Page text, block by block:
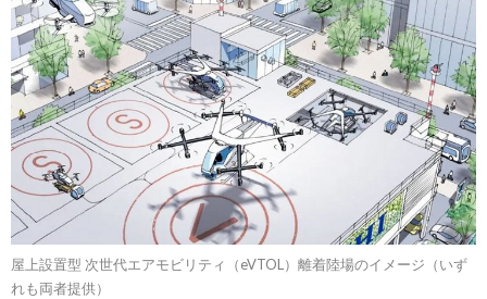
屋上設置型 次世代エアモビリティ（eVTOL）離着陸場のイメージ（いず
れも両者提供）